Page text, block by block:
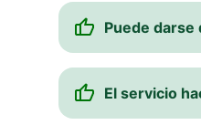
Puede darse
El servicio